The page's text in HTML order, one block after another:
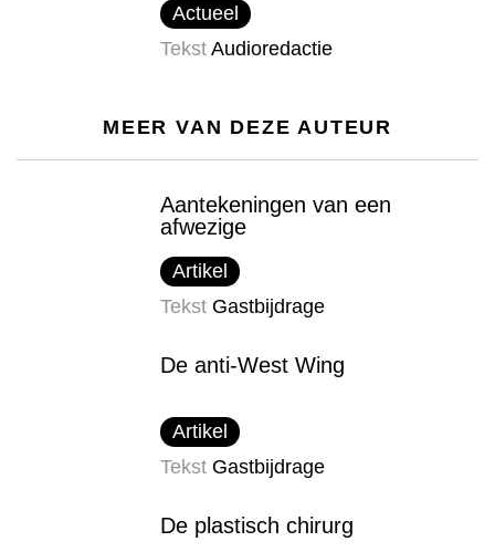
Actueel
Tekst Audioredactie
MEER VAN DEZE AUTEUR
Aantekeningen van een
afwezige
Artikel
Tekst Gastbijdrage
De anti-West Wing
Artikel
Tekst Gastbijdrage
De plastisch chirurg